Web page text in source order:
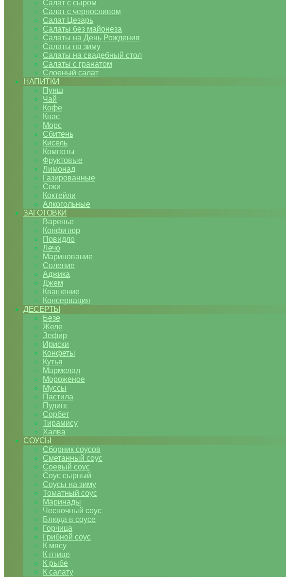
Салат с сыром
Салат с черносливом
Салат Цезарь
Салаты без майонеза
Салаты на День Рождения
Салаты на зиму
Салаты на свадебный стол
Салаты с гранатом
Слоеный салат
НАПИТКИ
Пунш
Чай
Кофе
Квас
Морс
Сбитень
Кисель
Компоты
Фруктовые
Лимонад
Газированные
Соки
Коктейли
Алкогольные
ЗАГОТОВКИ
Варенье
Конфитюр
Повидло
Лечо
Маринование
Соление
Аджика
Джем
Квашение
Консервация
ДЕСЕРТЫ
Безе
Желе
Зефир
Ириски
Конфеты
Кутья
Мармелад
Мороженое
Муссы
Пастила
Пудинг
Сорбет
Тирамису
Халва
СОУСЫ
Сборник соусов
Сметанный соус
Соевый соус
Соус сырный
Соусы на зиму
Томатный соус
Маринады
Чесночный соус
Блюда в соусе
Горчица
Грибной соус
К мясу
К птице
К рыбе
К салату